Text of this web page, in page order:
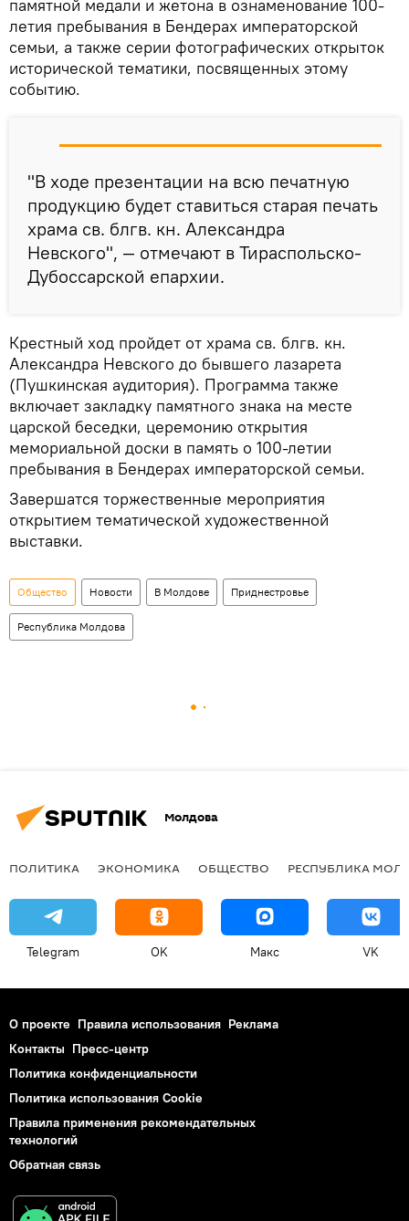
памятной медали и жетона в ознаменование 100-
летия пребывания в Бендерах императорской
семьи, а также серии фотографических открыток
исторической тематики, посвященных этому
событию.
"В ходе презентации на всю печатную
продукцию будет ставиться старая печать
храма св. блгв. кн. Александра
Невского", — отмечают в Тираспольско-
Дубоссарской епархии.
Крестный ход пройдет от храма св. блгв. кн.
Александра Невского до бывшего лазарета
(Пушкинская аудитория). Программа также
включает закладку памятного знака на месте
царской беседки, церемонию открытия
мемориальной доски в память о 100-летии
пребывания в Бендерах императорской семьи.
Завершатся торжественные мероприятия
открытием тематической художественной
выставки.
Общество Новости В Молдове Приднестровье
Республика Молдова
Молдова
ПОЛИТИКА ЭКОНОМИКА ОБЩЕСТВО РЕСПУБЛИКА
Telegram OK Макс VK
О проекте Правила использования Реклама
Контакты Пресс-центр
Политика конфиденциальности
Политика использования Cookie
Правила применения рекомендательных
технологий
Обратная связь